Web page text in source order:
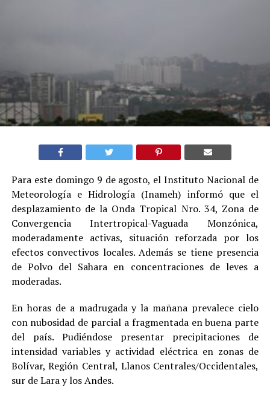
Para este domingo 9 de agosto, el Instituto Nacional de
Meteorología e Hidrología (Inameh) informó que el
desplazamiento de la Onda Tropical Nro. 34, Zona de
Convergencia Intertropical-Vaguada Monzónica,
moderadamente activas, situación reforzada por los
efectos convectivos locales. Además se tiene presencia
de Polvo del Sahara en concentraciones de leves a
moderadas.
En horas de a madrugada y la mañana prevalece cielo
con nubosidad de parcial a fragmentada en buena parte
del país. Pudiéndose presentar precipitaciones de
intensidad variables y actividad eléctrica en zonas de
Bolívar, Región Central, Llanos Centrales/Occidentales,
sur de Lara y los Andes.